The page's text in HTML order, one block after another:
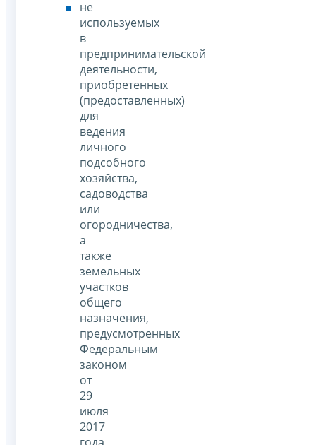
не
используемых
в
предпринимательской
деятельности,
приобретенных
(предоставленных)
для
ведения
личного
подсобного
хозяйства,
садоводства
или
огородничества,
а
также
земельных
участков
общего
назначения,
предусмотренных
Федеральным
законом
от
29
июля
2017